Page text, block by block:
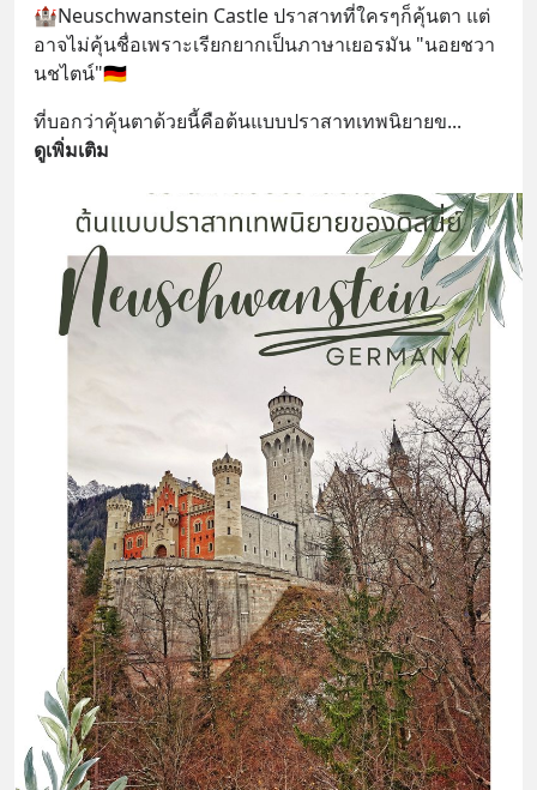
🏰Neuschwanstein Castle ปราสาท​ที่ใครๆก็​คุ้นตา​ แต่
อาจไม่คุ้นชื่อเพราะ​เรียกยากเป็น​ภาษาเยอรมัน​ "นอยชวา
นชไ​ตน์"🇩🇪
ที่​บอกว่าคุ้นตาด้วยนี้คือ​ต้นแบบปราสาท​เทพนิยาย​ข...
ดูเพิ่มเติม